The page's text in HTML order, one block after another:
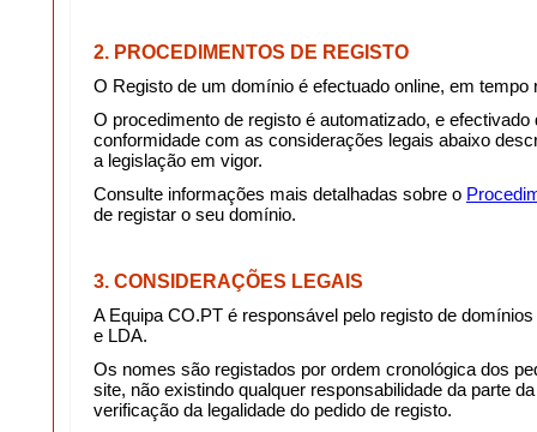
2. PROCEDIMENTOS DE REGISTO
O Registo de um domínio é efectuado online, em tempo
O procedimento de registo é automatizado, e efectivado
conformidade com as considerações legais abaixo
a legislação em vigor.
Consulte informações mais detalhadas sobre o
de registar o seu domínio.
3. CONSIDERAÇÕES LEGAIS
A Equipa CO.PT é responsável pelo registo de
e LDA.
Os nomes são registados por ordem cronológica dos
site, não existindo qualquer responsabilidade da parte
verificação da legalidade do pedido de registo.